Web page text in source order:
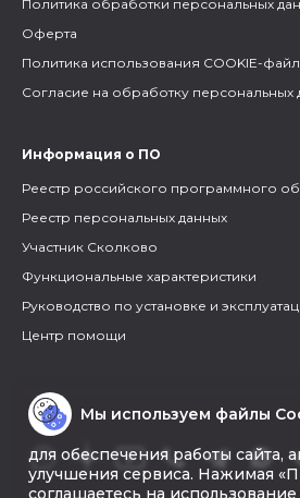
Политика обработки персональных
Оферта
Политика использования COOKIE-
Согласие на обработку персональных
Информация о ПО
Реестр российского программного
Реестр персональных данных
Участник Сколково
Функциональные характеристики
Руководство по установке и
Центр помощи
Мы используем файлы
для обеспечения работы сайта,
улучшения сервиса. Нажимая
соглашаетесь на